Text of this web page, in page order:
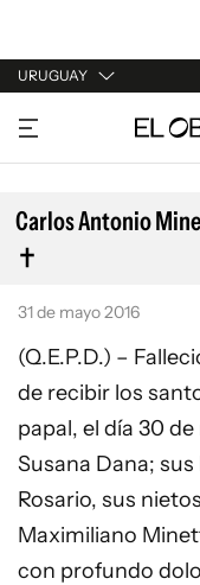
URUGUAY
URUGUAY
ARGENTINA
ESPAÑA
ESTADOS UNIDOS
Carlos Antonio
31 de mayo 2016
(Q.E.P.D.) –
de recibir los
papal, el día 30
Susana Dana;
Rosario, sus
Maximiliano
con profundo